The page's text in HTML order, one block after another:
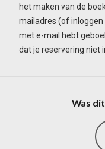
het maken van de
mailadres (of
met e-mail hebt
dat je reservering niet
Was